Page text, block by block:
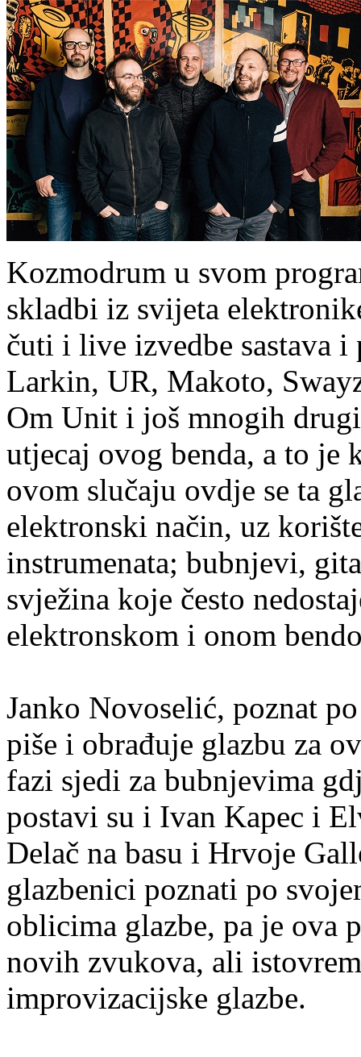
Kozmodrum u svom
skladbi iz svijeta
čuti i live izvedbe sastava i
Larkin, UR, Makoto,
Om Unit i još mnogih
utjecaj ovog benda, a to je
ovom slučaju ovdje se ta
elektronski način, uz
instrumenata; bubnjevi,
svježina koje često
elektronskom i onom
Janko Novoselić, poznat
piše i obrađuje glazbu za
fazi sjedi za bubnjevima
postavi su i Ivan Kapec i
Delač na basu i Hrvoje
glazbenici poznati po
oblicima glazbe, pa je ova
novih zvukova, ali
improvizacijske glazbe.